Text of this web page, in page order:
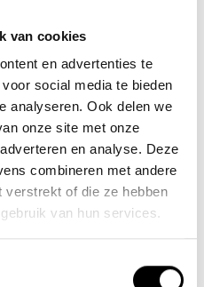
van cookies
en advertenties te
social media te bieden
analyseren. Ook delen we
onze site met onze
en analyse. Deze
combineren met andere
verstrekt of die ze hebben
van hun services.
Lacros
VS Schijndel Nederland